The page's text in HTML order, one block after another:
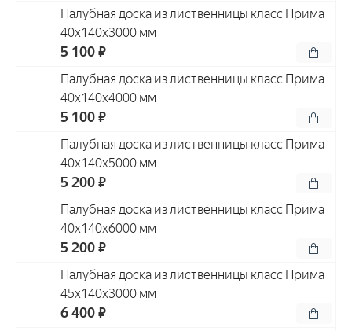
Палубная доска из лиственницы класс Прима
40x140x3000 мм
5 100 ₽
Палубная доска из лиственницы класс Прима
40x140x4000 мм
5 100 ₽
Палубная доска из лиственницы класс Прима
40x140x5000 мм
5 200 ₽
Палубная доска из лиственницы класс Прима
40x140x6000 мм
5 200 ₽
Палубная доска из лиственницы класс Прима
45x140x3000 мм
6 400 ₽